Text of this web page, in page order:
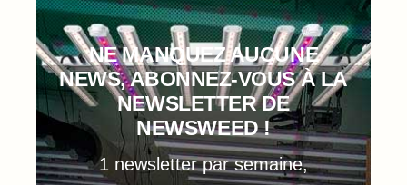
NE MANQUEZ AUCUNE
NEWS, ABONNEZ-VOUS À LA
NEWSLETTER DE
NEWSWEED !
1 newsletter par semaine,